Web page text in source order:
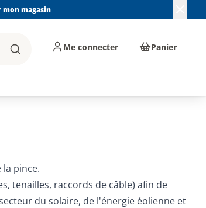
magasin
Rechercher
Me connecter Panier
pince.
tenailles, raccords de câble) afin de
du solaire, de l'énergie éolienne et